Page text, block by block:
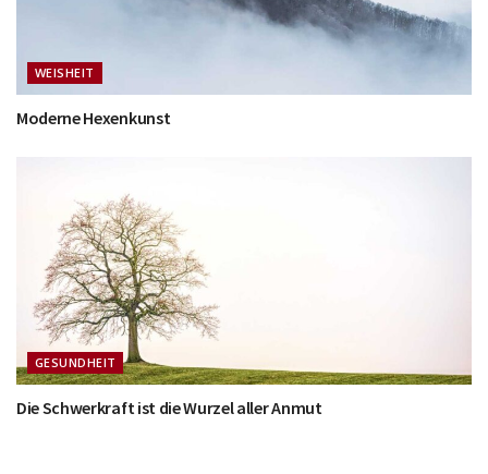
WEISHEIT
Moderne Hexenkunst
GESUNDHEIT
Die Schwerkraft ist die Wurzel aller Anmut